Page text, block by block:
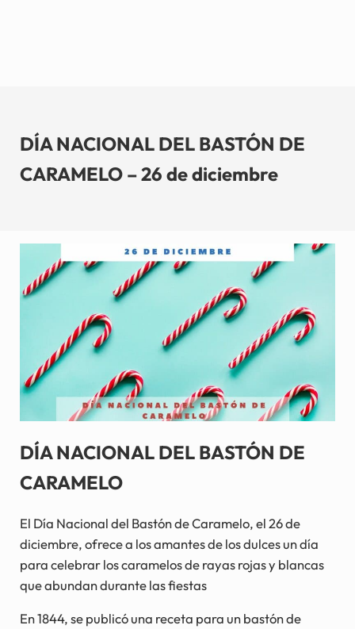
DÍA NACIONAL DEL BASTÓN DE
CARAMELO – 26 de diciembre
DÍA NACIONAL DEL BASTÓN DE
CARAMELO
El Día Nacional del Bastón de Caramelo, el 26 de
diciembre, ofrece a los amantes de los dulces un día
para celebrar los caramelos de rayas rojas y blancas
que abundan durante las fiestas
En 1844, se publicó una receta para un bastón de